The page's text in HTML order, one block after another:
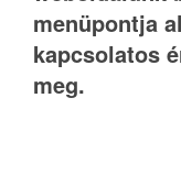
menüpontja
kapcsolatos
meg.